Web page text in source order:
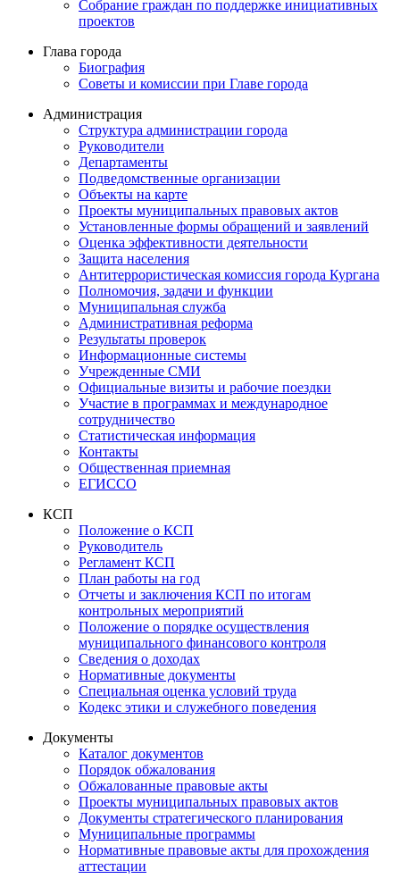
Собрание граждан по поддержке инициативных
проектов
Глава города
Биография
Советы и комиссии при Главе города
Администрация
Структура администрации города
Руководители
Департаменты
Подведомственные организации
Объекты на карте
Проекты муниципальных правовых актов
Установленные формы обращений и заявлений
Оценка эффективности деятельности
Защита населения
Антитеррористическая комиссия города Кургана
Полномочия, задачи и функции
Муниципальная служба
Административная реформа
Результаты проверок
Информационные системы
Учрежденные СМИ
Официальные визиты и рабочие поездки
Участие в программах и международное
сотрудничество
Статистическая информация
Контакты
Общественная приемная
ЕГИССО
КСП
Положение о КСП
Руководитель
Регламент КСП
План работы на год
Отчеты и заключения КСП по итогам
контрольных мероприятий
Положение о порядке осуществления
муниципального финансового контроля
Сведения о доходах
Нормативные документы
Специальная оценка условий труда
Кодекс этики и служебного поведения
Документы
Каталог документов
Порядок обжалования
Обжалованные правовые акты
Проекты муниципальных правовых актов
Документы стратегического планирования
Муниципальные программы
Нормативные правовые акты для прохождения
аттестации